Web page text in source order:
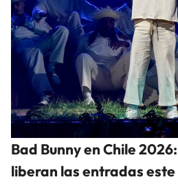
Bad Bunny en Chile
liberan las entradas este